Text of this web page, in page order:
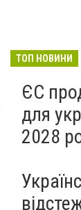
ТОП НОВИНИ
ЄС
для
2028